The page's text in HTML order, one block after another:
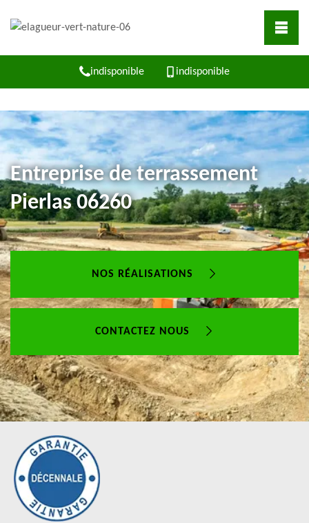
indisponible indisponible
Entreprise de terrassement
Pierlas 06260
NOS RÉALISATIONS
CONTACTEZ NOUS